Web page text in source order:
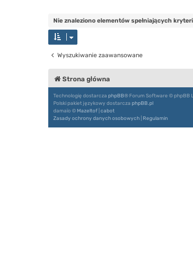
Nie znaleziono elementów spełniających
Wyszukiwanie zaawansowane
Strona główna
Technologię dostarcza phpBB® Forum Software © phpBB
Polski pakiet językowy dostarcza phpBB.pl
damaïo © Mazeltof cabot
Zasady ochrony danych osobowych Regulamin